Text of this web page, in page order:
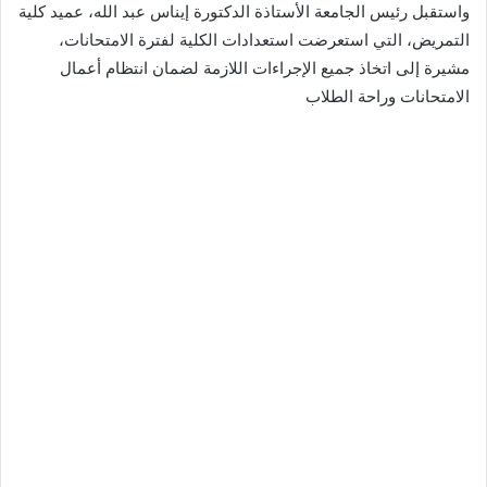
واستقبل رئيس الجامعة الأستاذة الدكتورة إيناس عبد الله، عميد كلية
التمريض، التي استعرضت استعدادات الكلية لفترة الامتحانات،
مشيرة إلى اتخاذ جميع الإجراءات اللازمة لضمان انتظام أعمال
الامتحانات وراحة الطلاب